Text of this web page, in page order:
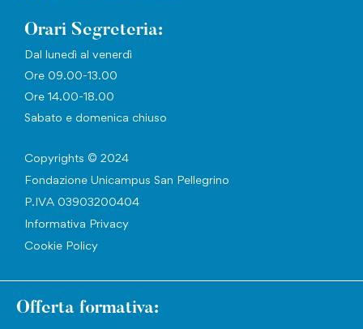
Orari Segreteria:
Dal lunedì al venerdì
Ore 09.00-13.00
Ore 14.00-18.00
Sabato e domenica chiuso
Copyrights © 2024
Fondazione Unicampus San Pellegrino
P.IVA 03903200404
Informativa Privacy
Cookie Policy
Offerta formativa: